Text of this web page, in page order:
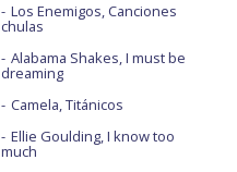
Los Enemigos, Canciones
chulas
Alabama Shakes, I must be
dreaming
Camela, Titánicos
Ellie Goulding, I know too
much